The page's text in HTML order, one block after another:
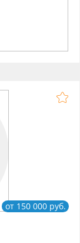
от 150 000 руб.